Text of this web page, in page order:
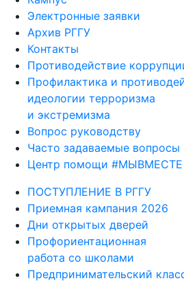
Электронные заявки
Архив РГГУ
Контакты
Противодействие
Профилактика и
идеологии терроризма
и экстремизма
Вопрос руководству
Часто задаваемые вопросы
Центр помощи #МЫВМЕСТЕ
ПОСТУПЛЕНИЕ В РГГУ
Приемная кампания 2026
Дни открытых дверей
Профориентационная
работа со школами
Предпринимательский